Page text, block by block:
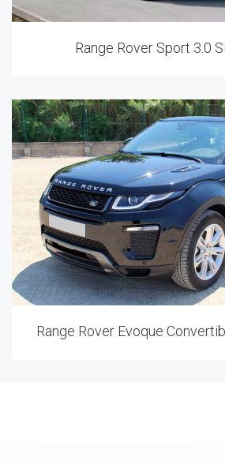
Range Rover Sport 3.0
Range Rover Evoque